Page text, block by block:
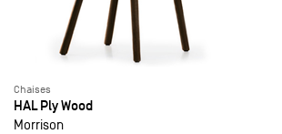
Chaises
HAL Ply Wood
Morrison